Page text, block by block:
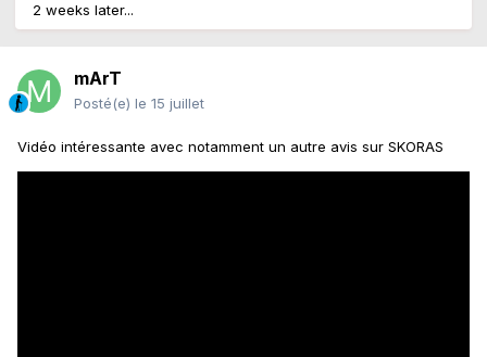
2 weeks later...
mArT
Posté(e) le 15 juillet
Vidéo intéressante avec notamment un autre avis sur SKORAS